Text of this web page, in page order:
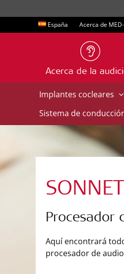
España Acerca de
Acerca de la
Implantes cocleares
Sistema de
Procesador
Aquí encontrará
procesador de audio